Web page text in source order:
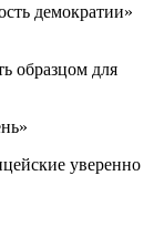
демократии»
образцом для
уверенно